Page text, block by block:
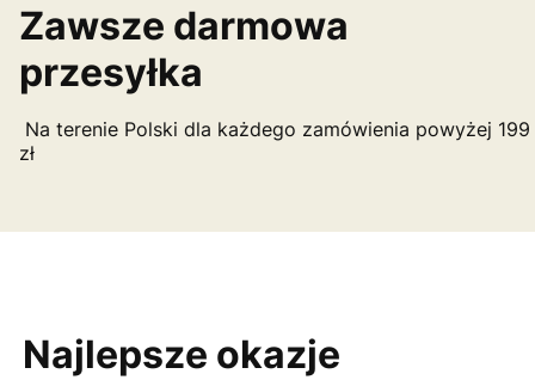
Zawsze darmowa
przesyłka
Na terenie Polski dla każdego zamówienia powyżej 199
zł
Najlepsze okazje